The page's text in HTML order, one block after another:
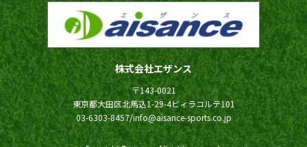
株式会社エザンス
〒143-0021
東京都大田区北馬込1-29-4ビィラコルテ101
03-6303-8457/info@aisance-sports.co.jp